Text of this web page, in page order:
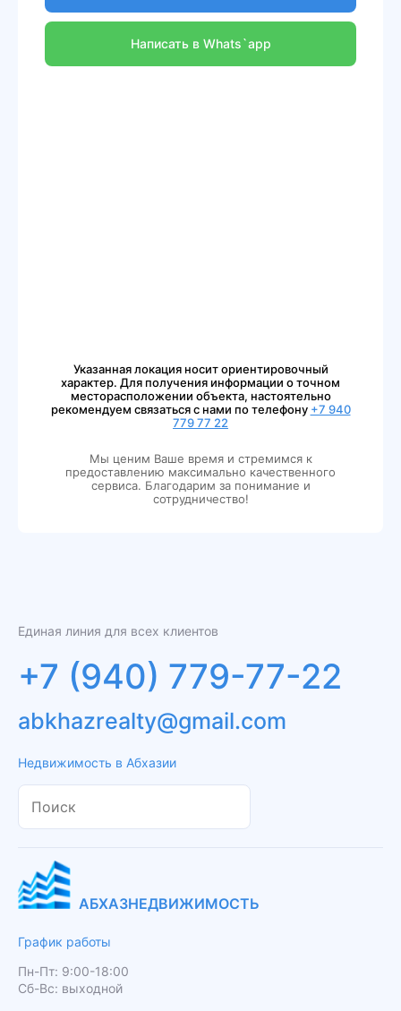
Написать в Whats`app
Указанная локация носит ориентировочный
характер. Для получения информации о точном
месторасположении объекта, настоятельно
рекомендуем связаться с нами по телефону +7 940
779 77 22
Мы ценим Ваше время и стремимся к
предоставлению максимально качественного
сервиса. Благодарим за понимание и
сотрудничество!
Единая линия для всех клиентов
+7 (940) 779-77-22
Недвижимость в Абхазии
abkhazrealty@gmail.com
АБХАЗНЕДВИЖИМОСТЬ
График работы
Пн-Пт: 9:00-18:00
Сб-Вс: выходной